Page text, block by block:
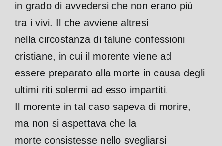
in grado di avvedersi che non erano più
tra i vivi. Il che avviene altresì
nella circostanza di talune confessioni
cristiane, in cui il morente viene ad
essere preparato alla morte in causa degli
ultimi riti solermi ad esso impartiti.
Il morente in tal caso sapeva di morire,
ma non si aspettava che la
morte consistesse nello svegliarsi